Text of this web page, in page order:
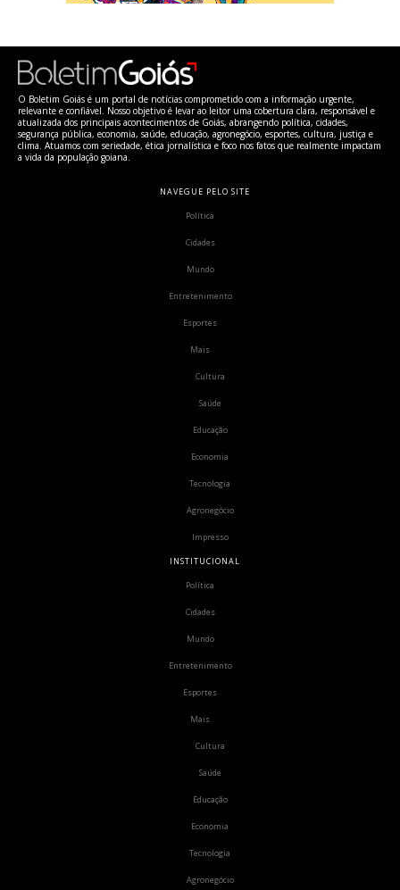
O Boletim Goiás é um portal de notícias comprometido com a informação urgente,
relevante e confiável. Nosso objetivo é levar ao leitor uma cobertura clara, responsável e
atualizada dos principais acontecimentos de Goiás, abrangendo política, cidades,
segurança pública, economia, saúde, educação, agronegócio, esportes, cultura, justiça e
clima. Atuamos com seriedade, ética jornalística e foco nos fatos que realmente impactam
a vida da população goiana.
NAVEGUE PELO SITE
Política
Cidades
Mundo
Entretenimento
Esportes
Mais
Cultura
Saúde
Educação
Economia
Tecnologia
Agronegócio
Impresso
INSTITUCIONAL
Política
Cidades
Mundo
Entretenimento
Esportes
Mais
Cultura
Saúde
Educação
Economia
Tecnologia
Agronegócio